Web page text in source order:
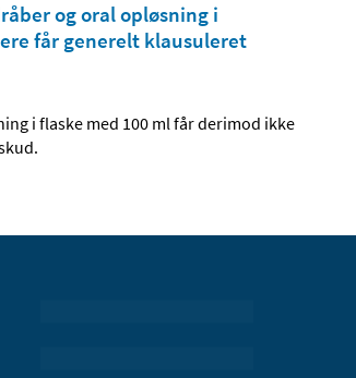
og oral opløsning i
får generelt klausuleret
i flaske med 100 ml får derimod ikke